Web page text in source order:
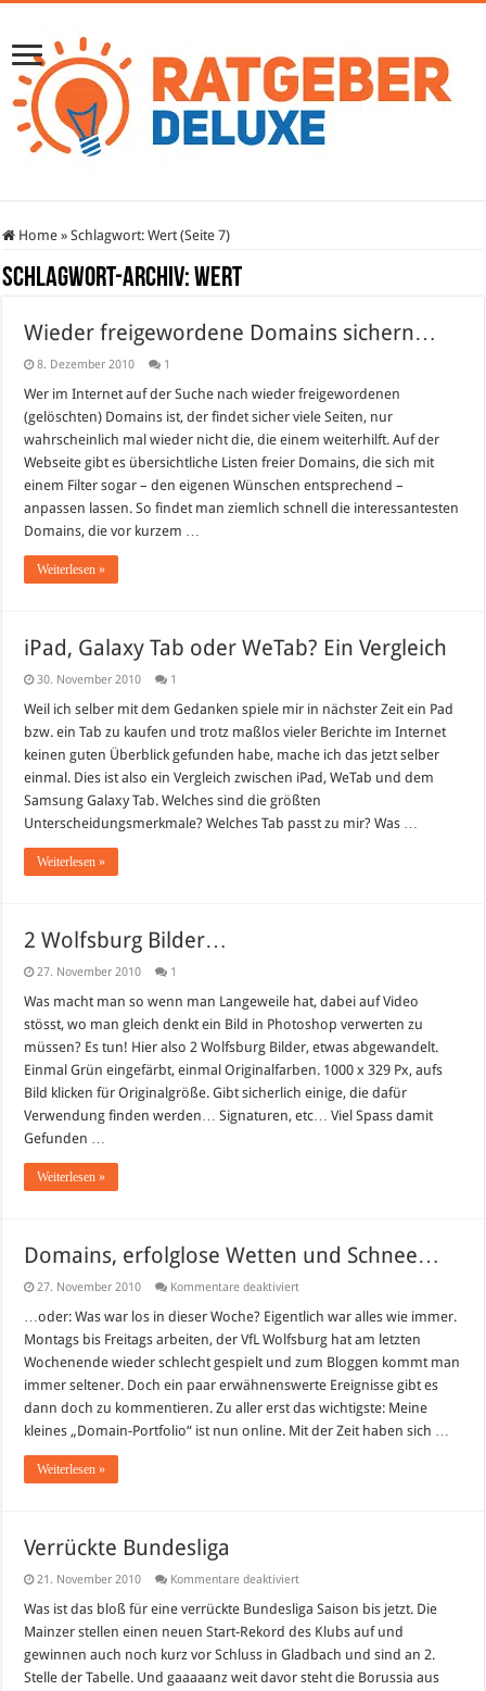
Home » Schlagwort:Wert(Seite 7)
Schlagwort-Archiv:Wert
Wieder freigewordene Domains sichern…
8. Dezember 2010 1
Wer im Internet auf der Suche nach wieder freigewordenen
(gelöschten) Domains ist, der findet sicher viele Seiten, nur
wahrscheinlich mal wieder nicht die, die einem weiterhilft. Auf der
Webseite gibt es übersichtliche Listen freier Domains, die sich mit
einem Filter sogar – den eigenen Wünschen entsprechend –
anpassen lassen. So findet man ziemlich schnell die interessantesten
Domains, die vor kurzem …
Weiterlesen »
iPad, Galaxy Tab oder WeTab? Ein Vergleich
30. November 2010 1
Weil ich selber mit dem Gedanken spiele mir in nächster Zeit ein Pad
bzw. ein Tab zu kaufen und trotz maßlos vieler Berichte im Internet
keinen guten Überblick gefunden habe, mache ich das jetzt selber
einmal. Dies ist also ein Vergleich zwischen iPad, WeTab und dem
Samsung Galaxy Tab. Welches sind die größten
Unterscheidungsmerkmale? Welches Tab passt zu mir? Was …
Weiterlesen »
2 Wolfsburg Bilder…
27. November 2010 1
Was macht man so wenn man Langeweile hat, dabei auf Video
stösst, wo man gleich denkt ein Bild in Photoshop verwerten zu
müssen? Es tun! Hier also 2 Wolfsburg Bilder, etwas abgewandelt.
Einmal Grün eingefärbt, einmal Originalfarben. 1000 x 329 Px, aufs
Bild klicken für Originalgröße. Gibt sicherlich einige, die dafür
Verwendung finden werden… Signaturen, etc… Viel Spass damit
Gefunden …
Weiterlesen »
Domains, erfolglose Wetten und Schnee…
27. November 2010 Kommentare deaktiviertfür
erfolglose
und
Schnee…
…oder: Was war los in dieser Woche? Eigentlich war alles wie immer.
Montags bis Freitags arbeiten, der VfL Wolfsburg hat am letzten
Wochenende wieder schlecht gespielt und zum Bloggen kommt man
immer seltener. Doch ein paar erwähnenswerte Ereignisse gibt es
dann doch zu kommentieren. Zu aller erst das wichtigste: Meine
kleines „Domain-Portfolio“ ist nun online. Mit der Zeit haben sich …
Weiterlesen »
Verrückte Bundesliga
21. November 2010 Kommentare deaktiviertfür
Bundesliga
Was ist das bloß für eine verrückte Bundesliga Saison bis jetzt. Die
Mainzer stellen einen neuen Start-Rekord des Klubs auf und
gewinnen auch noch kurz vor Schluss in Gladbach und sind an 2.
Stelle der Tabelle. Und gaaaaanz weit davor steht die Borussia aus